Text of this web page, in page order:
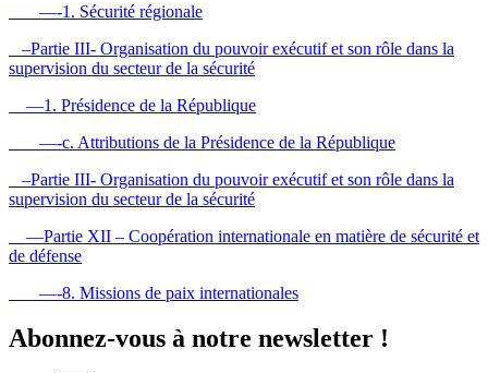
—-1. Sécurité régionale
–Partie III- Organisation du pouvoir exécutif et son rôle dans la
supervision du secteur de la sécurité
—1. Présidence de la République
—-c. Attributions de la Présidence de la République
–Partie III- Organisation du pouvoir exécutif et son rôle dans la
supervision du secteur de la sécurité
—Partie XII – Coopération internationale en matière de sécurité et
de défense
—-8. Missions de paix internationales
Abonnez-vous à notre newsletter !